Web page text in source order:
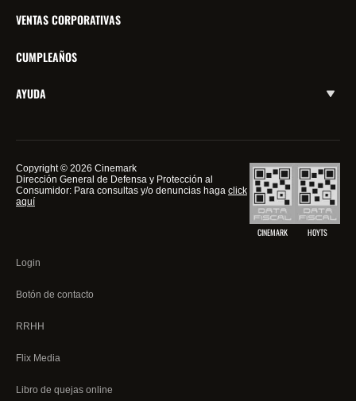
VENTAS CORPORATIVAS
CUMPLEAÑOS
AYUDA
Login
Botón de contacto
RRHH
Flix Media
Libro de quejas online
Copyright © 2026 Cinemark
Dirección General de Defensa y Protección al
Consumidor: Para consultas y/o denuncias haga click
aquí
CINEMARK HOYTS